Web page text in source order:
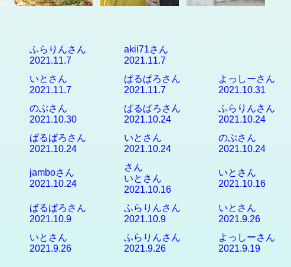
ふらりんさん
2021.11.7
akii71さん
2021.11.7
いとさん
2021.11.7
ぱるぱろさん
2021.11.7
よっしーさん
2021.10.31
のぶさん
2021.10.30
ぱるぱろさん
2021.10.24
ふらりんさん
2021.10.24
ぱるぱろさん
2021.10.24
いとさん
2021.10.24
のぶさん
2021.10.24
jamboさん
2021.10.24
さん
いとさん
2021.10.16
いとさん
2021.10.16
ぱるぱろさん
2021.10.9
ふらりんさん
2021.10.9
いとさん
2021.9.26
いとさん
2021.9.26
ふらりんさん
2021.9.26
よっしーさん
2021.9.19